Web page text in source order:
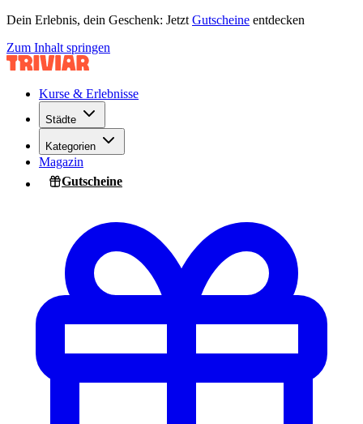
Dein Erlebnis, dein Geschenk: Jetzt Gutscheine entdecken
Zum Inhalt springen
Kurse & Erlebnisse
Städte
Kategorien
Magazin
Gutscheine